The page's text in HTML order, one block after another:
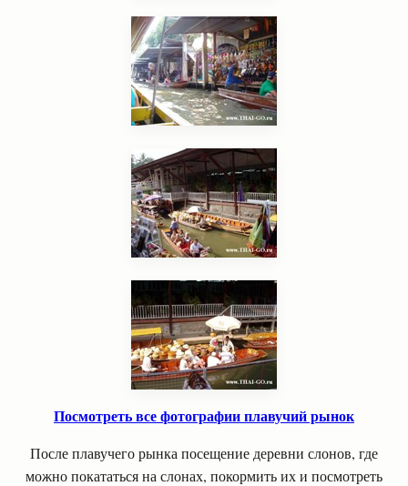
Посмотреть все фотографии плавучий рынок
После плавучего рынка посещение деревни слонов, где
можно покататься на слонах, покормить их и посмотреть